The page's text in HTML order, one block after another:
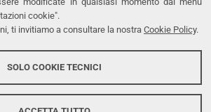
cookie".
ti invitiamo a consultare la nostra Cookie Policy.
SOLO COOKIE TECNICI
di accessibilità
dati personali